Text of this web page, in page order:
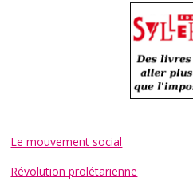
Le mouvement social
Révolution prolétarienne